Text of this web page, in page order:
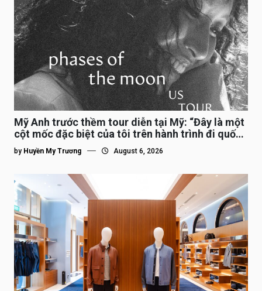
Mỹ Anh trước thềm tour diễn tại Mỹ: “Đây là một
cột mốc đặc biệt của tôi trên hành trình đi quốc
tế”
by Huyền My Trương August 6, 2026